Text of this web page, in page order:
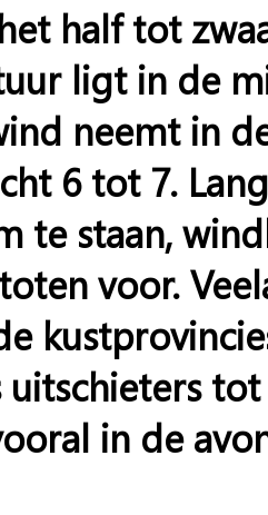
half tot
ligt in de
neemt in
6 tot 7.
te staan,
voor.
uitschieters
in de